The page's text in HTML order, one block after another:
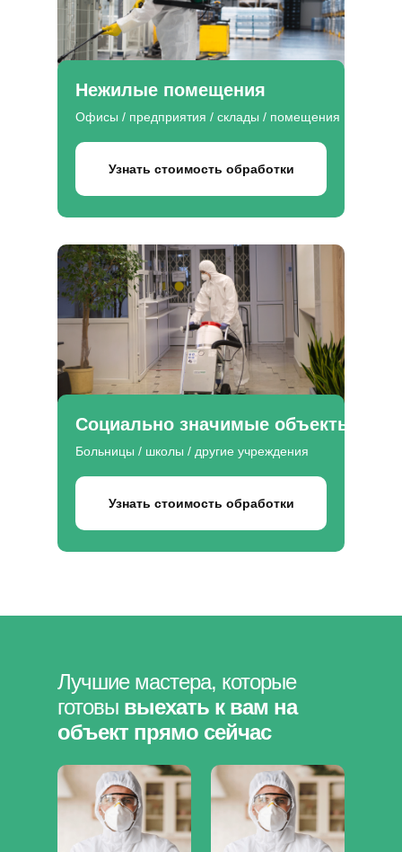
Узнать стоимость обработки
Офисы / предприятия / склады / помещения
Нежилые помещения
Больницы / школы / другие учреждения
Социально значимые объекты
Узнать стоимость обработки
Лучшие мастера, которые
готовы выехать к вам на
объект прямо сейчас